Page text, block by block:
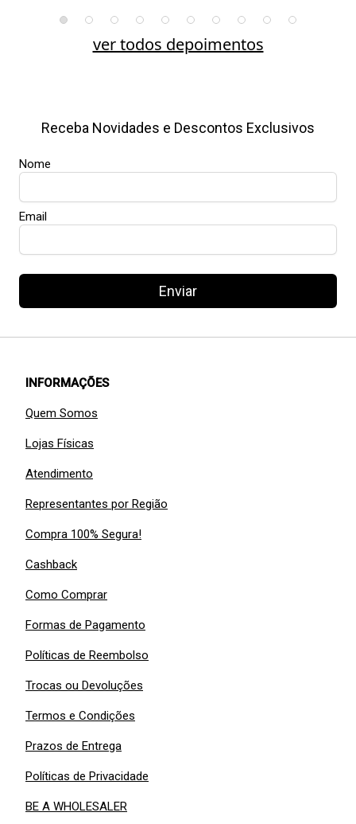
ver todos depoimentos
Receba Novidades e Descontos Exclusivos
Nome
Email
Enviar
INFORMAÇÕES
Quem Somos
Lojas Físicas
Atendimento
Representantes por Região
Compra 100% Segura!
Cashback
Como Comprar
Formas de Pagamento
Políticas de Reembolso
Trocas ou Devoluções
Termos e Condições
Prazos de Entrega
Políticas de Privacidade
BE A WHOLESALER